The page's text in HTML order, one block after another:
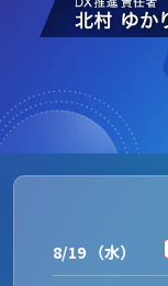
8/19 （水）